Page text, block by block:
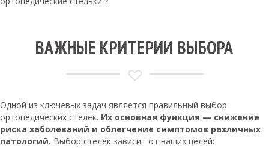
ВАЖНЫЕ КРИТЕРИИ ВЫБОРА
Одной из ключевых задач является правильный выбор
ортопедических стелек. Их основная функция — снижение
риска заболеваний и облегчение симптомов различных
патологий. Выбор стелек зависит от ваших целей: